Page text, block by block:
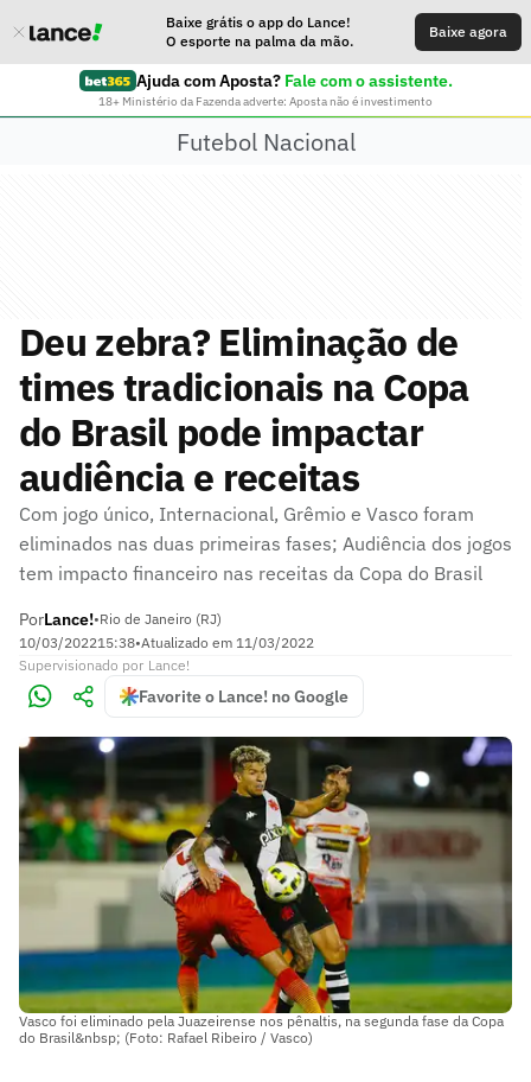
Baixe grátis o app do Lance!
O esporte na palma da mão.
Baixe agora
Ajuda com Aposta? Fale com o assistente.
18+ Ministério da Fazenda adverte: Aposta não é investimento
Futebol Nacional
Deu zebra? Eliminação de
times tradicionais na Copa
do Brasil pode impactar
audiência e receitas
Com jogo único, Internacional, Grêmio e Vasco foram
eliminados nas duas primeiras fases; Audiência dos jogos
tem impacto financeiro nas receitas da Copa do Brasil
PorLance!•Rio de Janeiro (RJ)
10/03/202215:38•Atualizado em 11/03/2022
Supervisionado por Lance!
Favorite o Lance! no Google
Vasco foi eliminado pela Juazeirense nos pênaltis, na segunda fase da Copa
do Brasil&nbsp; (Foto: Rafael Ribeiro / Vasco)